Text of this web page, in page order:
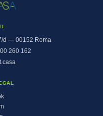
d — 00152 Roma
260 162